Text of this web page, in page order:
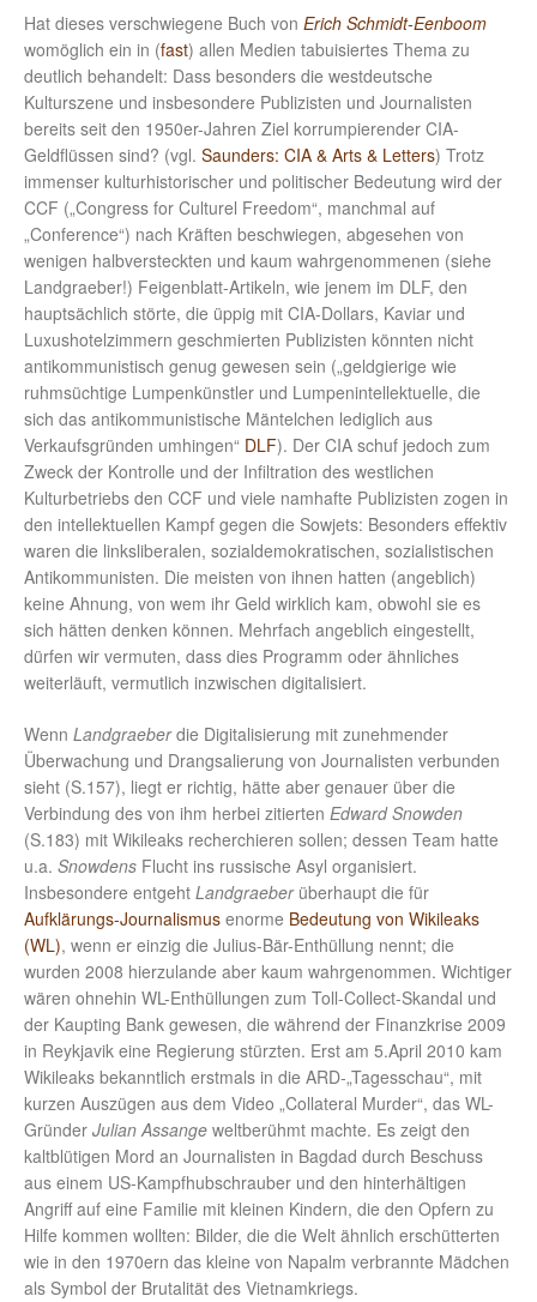
Hat dieses verschwiegene Buch von Erich Schmidt-Eenboom
womöglich ein in (fast) allen Medien tabuisiertes Thema zu
deutlich behandelt: Dass besonders die westdeutsche
Kulturszene und insbesondere Publizisten und Journalisten
bereits seit den 1950er-Jahren Ziel korrumpierender CIA-
Geldflüssen sind? (vgl. Saunders: CIA & Arts & Letters) Trotz
immenser kulturhistorischer und politischer Bedeutung wird der
CCF („Congress for Culturel Freedom“, manchmal auf
„Conference“) nach Kräften beschwiegen, abgesehen von
wenigen halbversteckten und kaum wahrgenommenen (siehe
Landgraeber!) Feigenblatt-Artikeln, wie jenem im DLF, den
hauptsächlich störte, die üppig mit CIA-Dollars, Kaviar und
Luxushotelzimmern geschmierten Publizisten könnten nicht
antikommunistisch genug gewesen sein („geldgierige wie
ruhmsüchtige Lumpenkünstler und Lumpenintellektuelle, die
sich das antikommunistische Mäntelchen lediglich aus
Verkaufsgründen umhingen“ DLF). Der CIA schuf jedoch zum
Zweck der Kontrolle und der Infiltration des westlichen
Kulturbetriebs den CCF und viele namhafte Publizisten zogen in
den intellektuellen Kampf gegen die Sowjets: Besonders effektiv
waren die linksliberalen, sozialdemokratischen, sozialistischen
Antikommunisten. Die meisten von ihnen hatten (angeblich)
keine Ahnung, von wem ihr Geld wirklich kam, obwohl sie es
sich hätten denken können. Mehrfach angeblich eingestellt,
dürfen wir vermuten, dass dies Programm oder ähnliches
weiterläuft, vermutlich inzwischen digitalisiert.
Wenn Landgraeberdie Digitalisierung mit zunehmender
Überwachung und Drangsalierung von Journalisten verbunden
sieht (S.157), liegt er richtig, hätte aber genauer über die
Verbindung des von ihm herbei zitierten Edward Snowden
(S.183) mit Wikileaks recherchieren sollen; dessen Team hatte
u.a. Snowdens Flucht ins russische Asyl organisiert.
Insbesondere entgeht Landgraeberüberhaupt die für
Aufklärungs-Journalismus enorme Bedeutung von Wikileaks
(WL), wenn er einzig die Julius-Bär-Enthüllung nennt; die
wurden 2008 hierzulande aber kaum wahrgenommen. Wichtiger
wären ohnehin WL-Enthüllungen zum Toll-Collect-Skandal und
der Kaupting Bank gewesen, die während der Finanzkrise 2009
in Reykjavik eine Regierung stürzten. Erst am 5.April 2010 kam
Wikileaks bekanntlich erstmals in die ARD-„Tagesschau“, mit
kurzen Auszügen aus dem Video „Collateral Murder“, das WL-
Gründer Julian Assange weltberühmt machte. Es zeigt den
kaltblütigen Mord an Journalisten in Bagdad durch Beschuss
aus einem US-Kampfhubschrauber und den hinterhältigen
Angriff auf eine Familie mit kleinen Kindern, die den Opfern zu
Hilfe kommen wollten: Bilder, die die Welt ähnlich erschütterten
wie in den 1970ern das kleine von Napalm verbrannte Mädchen
als Symbol der Brutalität des Vietnamkriegs.